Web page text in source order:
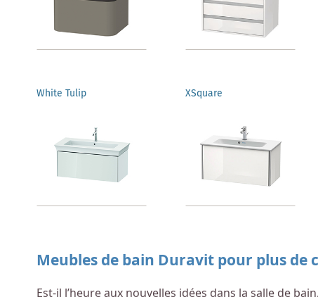
White Tulip XSquare
Meubles de bain Duravit pour plus de
Est-il l’heure aux nouvelles idées dans la salle de